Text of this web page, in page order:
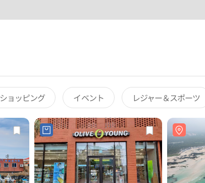
ショッピング イベント レジャー＆スポーツ